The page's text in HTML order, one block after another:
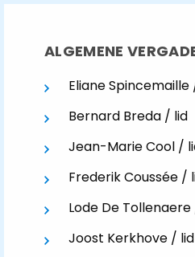
ALGEMENE
Eliane
Bernard Breda / lid
Jean-Marie Cool /
Frederik Coussée /
Lode De
Joost Kerkhove / lid